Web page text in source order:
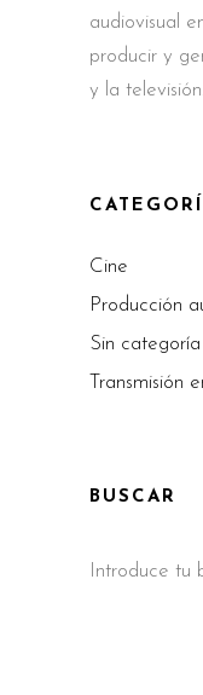
audiovisual
producir y
y la televisión.
Cine
Producción
Sin categoría
Transmisión
BUSCAR
for: